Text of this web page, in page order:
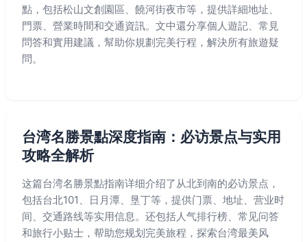
點，包括松山文創園區、饒河街夜市等，提供詳細地址、
門票、營業時間和交通資訊。文中還分享個人遊記、常見
問答和實用建議，幫助你規劃完美行程，解決所有旅遊疑
問。
台湾名勝景點深度指南：必访景点与实用
攻略全解析
这篇台湾名勝景點指南详细介绍了从北到南的必访景点，
包括台北101、日月潭、垦丁等，提供门票、地址、营业时
间、交通路线等实用信息。还包括人气排行榜、常见问答
和旅行小贴士，帮助您规划完美旅程，探索台湾最美风